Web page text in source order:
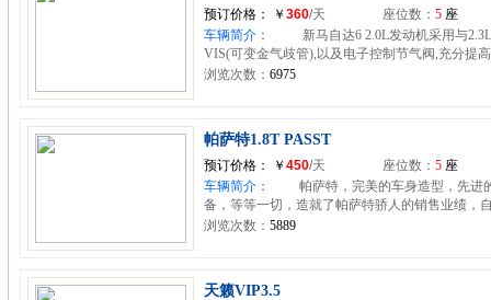
预订价格： ￥ 360/天 座位数： 5 座
车辆简介：
新马自达6 2.0L发动机采用与2.3L
VIS(可变金气歧管),以及电子控制节气阀,充分提
浏览次数： 6975
帕萨特1.8T PASST
预订价格： ￥ 450/天 座位数： 5 座
车辆简介：
帕萨特，完美的车身造型，先进
备，等等一切，造就了帕萨特骄人的销售业绩，
浏览次数： 5889
天籁VIP3.5